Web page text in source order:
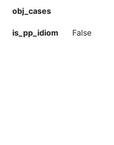
obj_cases
is_pp_idiom False